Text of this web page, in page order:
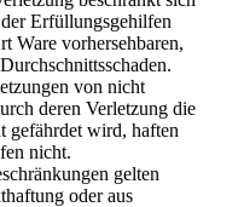
Erfüllungsgehilfen
Ware vorhersehbaren,
von nicht
deren Verletzung die
gefährdet wird, haften
nicht.
gelten
oder aus